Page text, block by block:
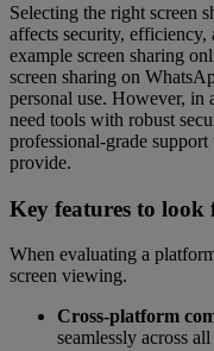
Selecting the right screen
affects security,
example screen sharing
screen sharing on
personal use. However, in
need tools with robust
professional-grade
provide.
Key features to look
When evaluating a
screen viewing.
Cross-platform
seamlessly across